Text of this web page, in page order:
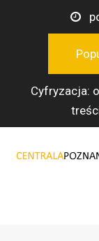
Cyfryzacja: